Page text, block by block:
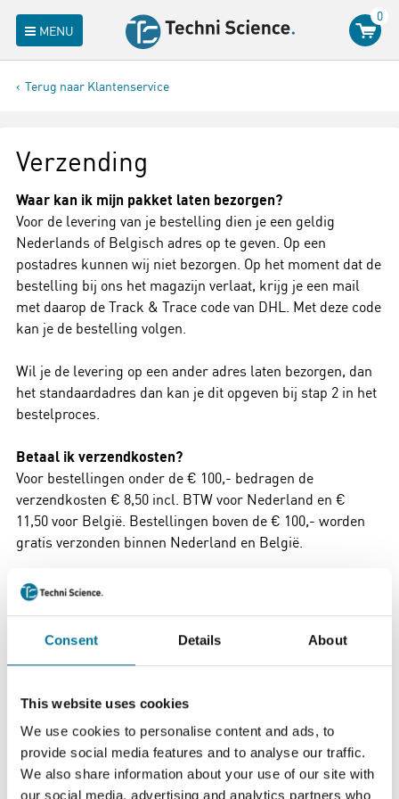
Consent Details About
This website uses cookies
We use cookies to personalise content and ads, to
provide social media features and to analyse our traffic.
We also share information about your use of our site with
our social media, advertising and analytics partners who
MENU
0
Terug naar Klantenservice
Verzending
Waar kan ik mijn pakket laten bezorgen?
Voor de levering van je bestelling dien je een geldig
Nederlands of Belgisch adres op te geven. Op een
postadres kunnen wij niet bezorgen. Op het moment dat de
bestelling bij ons het magazijn verlaat, krijg je een mail
met daarop de Track & Trace code van DHL. Met deze code
kan je de bestelling volgen.
Wil je de levering op een ander adres laten bezorgen, dan
het standaardadres dan kan je dit opgeven bij stap 2 in het
bestelproces.
Betaal ik verzendkosten?
Voor bestellingen onder de € 100,- bedragen de
verzendkosten € 8,50 incl. BTW voor Nederland en €
11,50 voor België. Bestellingen boven de € 100,- worden
gratis verzonden binnen Nederland en België.
Bij bestellingen met chemicaliën zijn we genoodzaakt
altijd € 24,20 incl BTW order- en verzendkosten te rekenen
de € 242,- incl BTW worden franco verzonden. Wij kunnen
geen chemicaliën leveren in België.
Wanneer kun je de bestelling verwachten?
Je krijgt van ons een bevestiging met de verwachte
leverdatum. Producten die op voorraad zijn, kunnen direct
uitgeleverd worden. Wij streven ernaar bestellingen zo
compleet mogelijk te leveren. Mocht dit onverhoopt niet